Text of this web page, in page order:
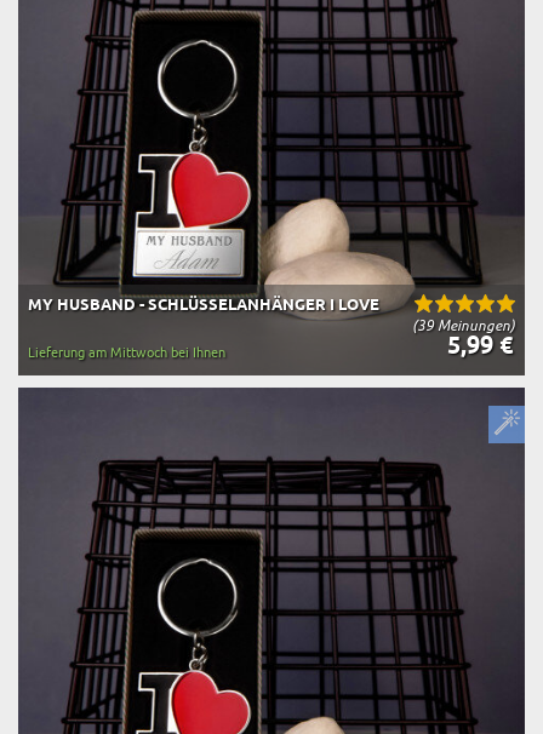
(39 Meinungen)
MY HUSBAND - SCHLÜSSELANHÄNGER I LOVE
5,99 €
Lieferung am Mittwoch bei Ihnen